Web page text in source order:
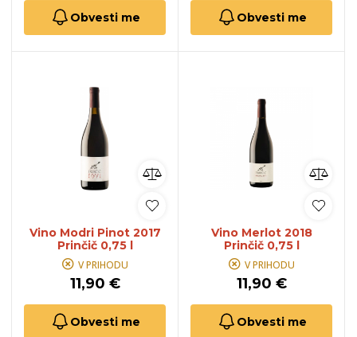
Obvesti me Obvesti me
Vino Modri Pinot 2017
Prinčič 0,75 l
V PRIHODU
11,90 €
Obvesti me
Vino Merlot 2018
Prinčič 0,75 l
V PRIHODU
11,90 €
Obvesti me